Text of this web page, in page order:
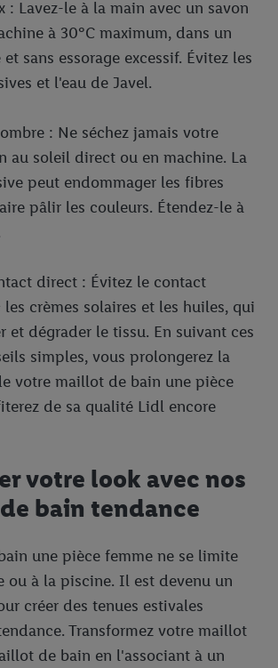
: Lavez-le à la main avec un savon
à 30°C maximum, dans un
sans essorage excessif. Évitez les
et l'eau de Javel.
: Ne séchez jamais votre
au soleil direct ou en machine. La
peut endommager les fibres
pâlir les couleurs. Étendez-le à
direct : Évitez le contact
crèmes solaires et les huiles, qui
et dégrader le tissu. En suivant ces
simples, vous prolongerez la
votre maillot de bain une pièce
de sa qualité Lidl encore
votre look avec nos
bain tendance
une pièce femme ne se limite
ou à la piscine. Il est devenu un
créer des tenues estivales
Transformez votre maillot
de bain en l'associant à un